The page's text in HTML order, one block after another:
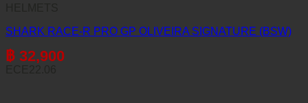
SHARK RACE-R PRO GP OLIVEIRA SIGNATURE (BSW)
฿ 32,900